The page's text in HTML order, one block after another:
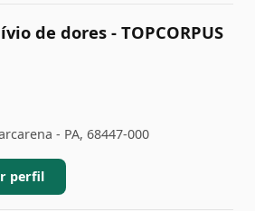
de dores - TOPCORPUS
- PA, 68447-000
perfil